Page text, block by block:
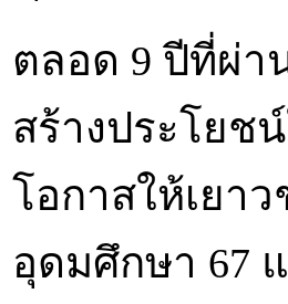
ตลอด 9 ปีที่ผ่า
สร้างประโยช
โอกาสให้เยา
อุดมศึกษา 67